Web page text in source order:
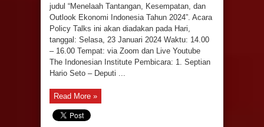
judul “Menelaah Tantangan, Kesempatan, dan
Outlook Ekonomi Indonesia Tahun 2024”. Acara
Policy Talks ini akan diadakan pada Hari,
tanggal: Selasa, 23 Januari 2024 Waktu: 14.00
– 16.00 Tempat: via Zoom dan Live Youtube
The Indonesian Institute Pembicara: 1. Septian
Hario Seto – Deputi ...
Read More »